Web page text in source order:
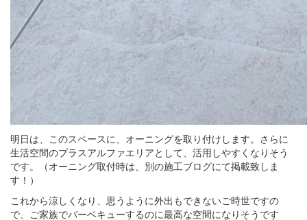
明日は、このスペースに、オーニングを取り付けします。さらに
生活空間のプラスアルファエリアとして、活用しやすくなりそう
です。（オーニング取付時は、別の施工ブログにて掲載致しま
す！）
これから涼しくなり、思うように外出もできないご時世ですの
で、ご家族でバーベキューするのに最高な空間になりそうです